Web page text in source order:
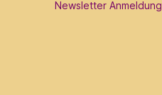
Newsletter Anmeldung